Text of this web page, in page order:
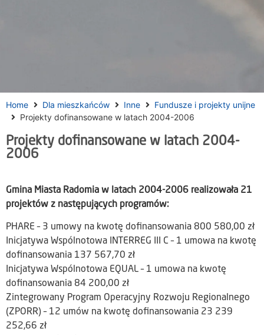
Home Dla mieszkańców Inne
Fundusze i projekty unijne
Projekty dofinansowane w latach 2004-2006
Projekty dofinansowane w latach 2004-
2006
Gmina Miasta Radomia w latach 2004-2006 realizowała 21
projektów z następujących programów:
PHARE – 3 umowy na kwotę dofinansowania 800 580,00 zł
Inicjatywa Wspólnotowa INTERREG III C – 1 umowa na kwotę
dofinansowania 137 567,70 zł
Inicjatywa Wspólnotowa EQUAL – 1 umowa na kwotę
dofinansowania 84 200,00 zł
Zintegrowany Program Operacyjny Rozwoju Regionalnego
(ZPORR) – 12 umów na kwotę dofinansowania 23 239
252,66 zł